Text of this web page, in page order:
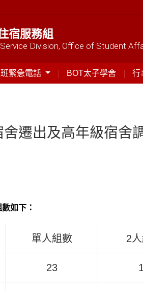
宿服務組
Division, Office of Student
緊急電話 BOT太子學舍 行
遷出及高年級宿舍
如下：
單人組數 2
23